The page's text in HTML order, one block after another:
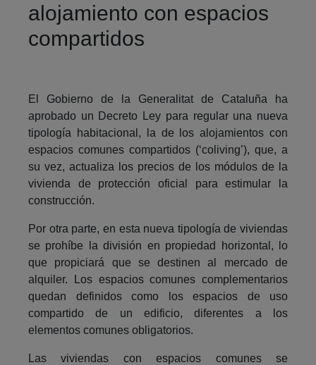
alojamiento con espacios
compartidos
El Gobierno de la Generalitat de Cataluña ha
aprobado un Decreto Ley para regular una nueva
tipología habitacional, la de los alojamientos con
espacios comunes compartidos (‘coliving’), que, a
su vez, actualiza los precios de los módulos de la
vivienda de protección oficial para estimular la
construcción.
Por otra parte, en esta nueva tipología de viviendas
se prohíbe la división en propiedad horizontal, lo
que propiciará que se destinen al mercado de
alquiler. Los espacios comunes complementarios
quedan definidos como los espacios de uso
compartido de un edificio, diferentes a los
elementos comunes obligatorios.
Las viviendas con espacios comunes se